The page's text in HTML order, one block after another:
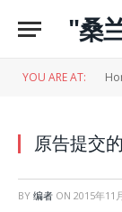
"桑
YOU ARE AT:
原告提交
BY 编者 ON 2015年11